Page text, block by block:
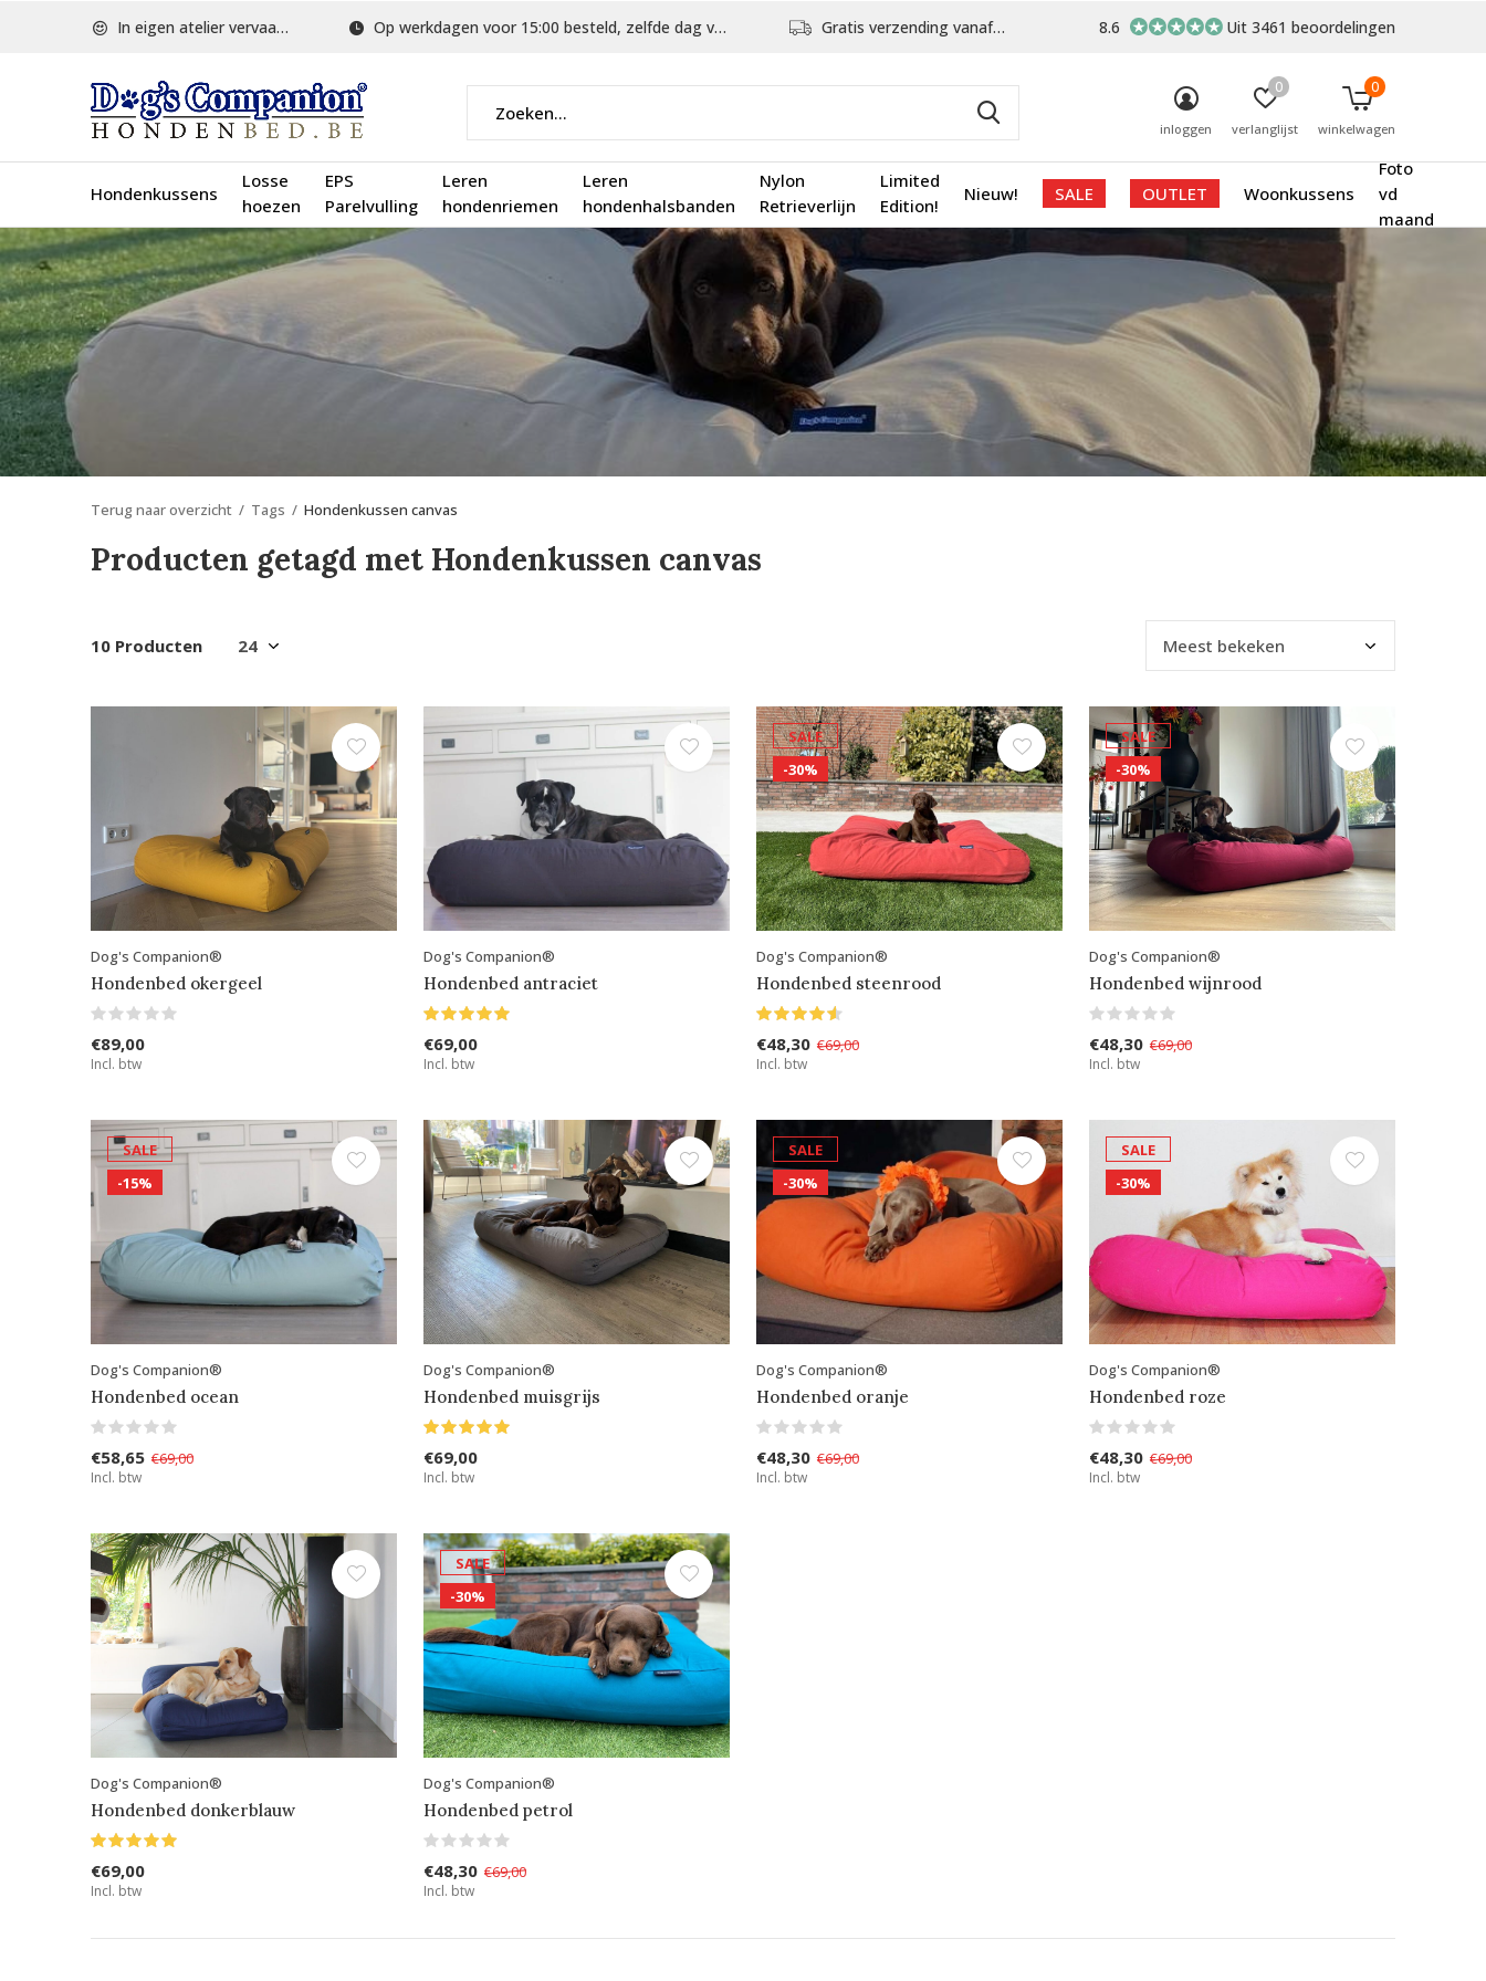
Hondenkussens
Losse
hoezen
EPS
Parelvulling
Leren
hondenriemen
Leren
hondenhalsbanden
Nylon
Retrieverlijn
Limited
Edition!
Nieuw! SALE OUTLET Woonkussens
Foto
vd
maand
inloggen verlanglijst
0
winkelwagen
0
In eigen atelier vervaardigd Op werkdagen voor 15:00 besteld, zelfde dag verstuurd Gratis verzending vanaf €75,- 8.6 Uit 3461 beoordelingen
Terug naar overzicht Tags Hondenkussen canvas
Producten getagd met Hondenkussen canvas
10 Producten
Dog's Companion®
Hondenbed okergeel
€89,00
Incl. btw
Dog's Companion®
Hondenbed antraciet
€69,00
Incl. btw
SALE
-30%
Dog's Companion®
Hondenbed steenrood
€48,30 €69,00
Incl. btw
SALE
-30%
Dog's Companion®
Hondenbed wijnrood
€48,30 €69,00
Incl. btw
SALE
-15%
Dog's Companion®
Hondenbed ocean
€58,65 €69,00
Incl. btw
Dog's Companion®
Hondenbed muisgrijs
€69,00
Incl. btw
SALE
-30%
Dog's Companion®
Hondenbed oranje
€48,30 €69,00
Incl. btw
SALE
-30%
Dog's Companion®
Hondenbed roze
€48,30 €69,00
Incl. btw
Dog's Companion®
Hondenbed donkerblauw
€69,00
Incl. btw
SALE
-30%
Dog's Companion®
Hondenbed petrol
€48,30 €69,00
Incl. btw